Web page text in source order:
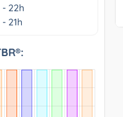
- 22h
21h